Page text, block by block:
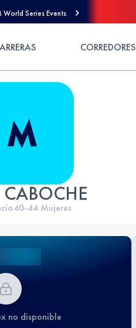
World Series Events
CORREDORES
40-44 Mujeres
no disponible